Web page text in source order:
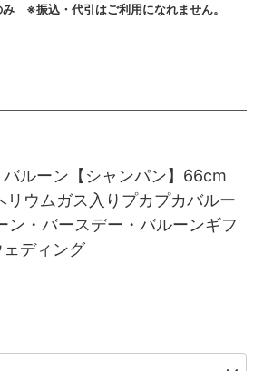
※振込・代引はご利用になれません。
ルーン【シャンパン】66cm
ウムガス入りプカプカバルー
・バースデー・バルーンギフ
ェディング